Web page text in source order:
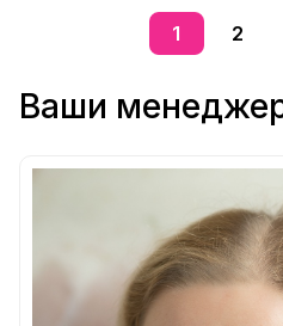
1 2
Ваши